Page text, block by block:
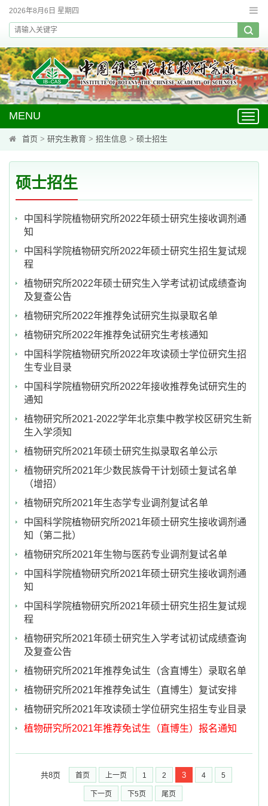
2026年8月6日 星期四
MENU
首页 > 研究生教育 > 招生信息 > 硕士招生
硕士招生
中国科学院植物研究所2022年硕士研究生接收调剂通
知
中国科学院植物研究所2022年硕士研究生招生复试规
程
植物研究所2022年硕士研究生入学考试初试成绩查询
及复查公告
植物研究所2022年推荐免试研究生拟录取名单
植物研究所2022年推荐免试研究生考核通知
中国科学院植物研究所2022年攻读硕士学位研究生招
生专业目录
中国科学院植物研究所2022年接收推荐免试研究生的
通知
植物研究所2021-2022学年北京集中教学校区研究生新
生入学须知
植物研究所2021年硕士研究生拟录取名单公示
植物研究所2021年少数民族骨干计划硕士复试名单
（增招）
植物研究所2021年生态学专业调剂复试名单
中国科学院植物研究所2021年硕士研究生接收调剂通
知（第二批）
植物研究所2021年生物与医药专业调剂复试名单
中国科学院植物研究所2021年硕士研究生接收调剂通
知
中国科学院植物研究所2021年硕士研究生招生复试规
程
植物研究所2021年硕士研究生入学考试初试成绩查询
及复查公告
植物研究所2021年推荐免试生（含直博生）录取名单
植物研究所2021年推荐免试生（直博生）复试安排
植物研究所2021年攻读硕士学位研究生招生专业目录
植物研究所2021年推荐免试生（直博生）报名通知
共8页 首页 上一页 1 2 3 4 5
下一页 下5页 尾页